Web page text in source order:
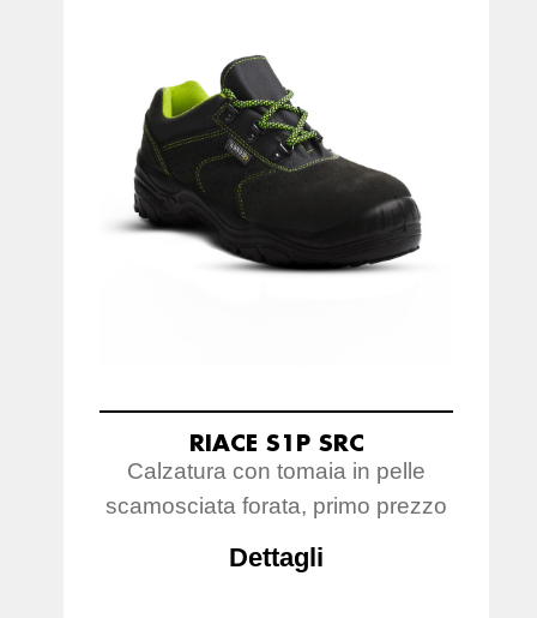
RIACE S1P SRC
Calzatura con tomaia in pelle
scamosciata forata, primo prezzo
Dettagli